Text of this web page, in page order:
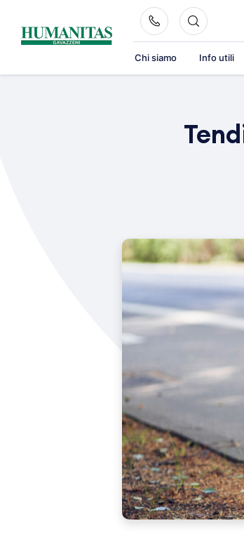
content
Chi siamo Info utili